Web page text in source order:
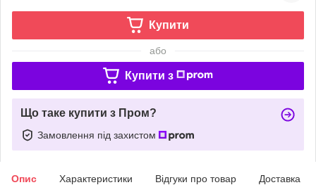
Купити
або
Купити з
Що таке купити з Пром?
Замовлення під захистом
Опис Характеристики Відгуки про товар Доставка